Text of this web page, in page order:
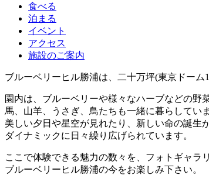
食べる
泊まる
イベント
アクセス
施設のご案内
ブルーベリーヒル勝浦は、二十万坪(東京ドーム
園内は、ブルーベリーや様々なハーブなどの野
馬、山羊、うさぎ、鳥たちも一緒に暮らしていま
美しい夕日や星空が見れたり、新しい命の誕生
ダイナミックに日々繰り広げられています。
ここで体験できる魅力の数々を、フォトギャラ
ブルーベリーヒル勝浦の今をお楽しみ下さい。